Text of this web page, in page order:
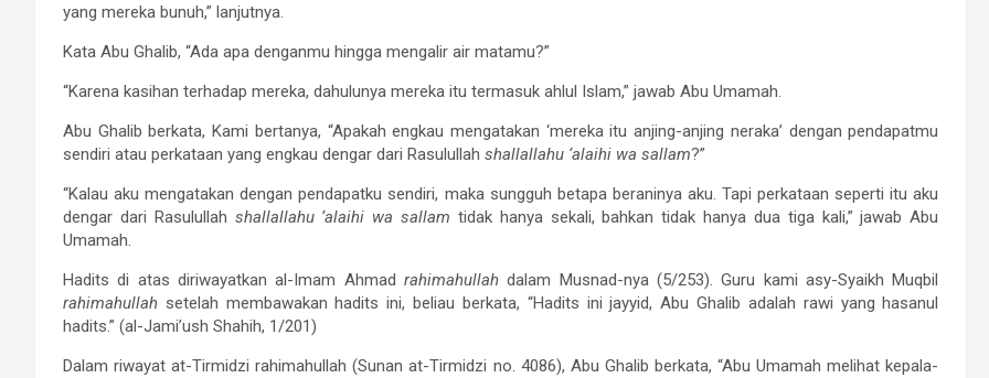
yang mereka bunuh,” lanjutnya.
Kata Abu Ghalib, “Ada apa denganmu hingga mengalir air matamu?”
“Karena kasihan terhadap mereka, dahulunya mereka itu termasuk ahlul Islam,” jawab Abu Umamah.
Abu Ghalib berkata, Kami bertanya, “Apakah engkau mengatakan ‘mereka itu anjing-anjing neraka’ dengan pendapatmu
sendiri atau perkataan yang engkau dengar dari Rasulullah shallallahu ‘alaihi wa sallam?”
“Kalau aku mengatakan dengan pendapatku sendiri, maka sungguh betapa beraninya aku. Tapi perkataan seperti itu aku
dengar dari Rasulullah shallallahu ‘alaihi wa sallam tidak hanya sekali, bahkan tidak hanya dua tiga kali,” jawab Abu
Umamah.
Hadits di atas diriwayatkan al-Imam Ahmad rahimahullah dalam Musnad-nya (5/253). Guru kami asy-Syaikh Muqbil
rahimahullah setelah membawakan hadits ini, beliau berkata, “Hadits ini jayyid, Abu Ghalib adalah rawi yang hasanul
hadits.” (al-Jami’ush Shahih, 1/201)
Dalam riwayat at-Tirmidzi rahimahullah (Sunan at-Tirmidzi no. 4086), Abu Ghalib berkata, “Abu Umamah melihat kepala-